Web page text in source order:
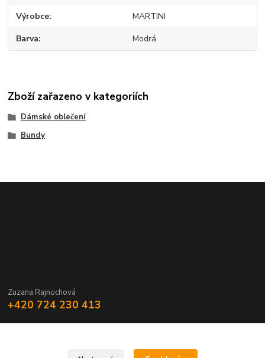
Výrobce MARTINI
Barva Modrá
Zboží zařazeno v kategoriích
Dámské oblečení
Bundy
Zuzana Rajnochová
+420 724 230 413